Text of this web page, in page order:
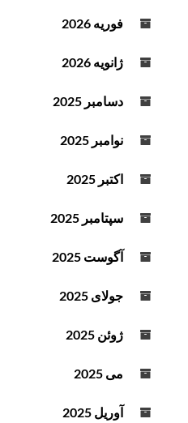
فوریه 2026
ژانویه 2026
دسامبر 2025
نوامبر 2025
اکتبر 2025
سپتامبر 2025
آگوست 2025
جولای 2025
ژوئن 2025
می 2025
آوریل 2025